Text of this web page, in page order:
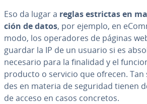
Eso da lugar a reglas estrictas en
ción de datos, por ejemplo, en
modo, los ope­ra­do­res de páginas
guardar la IP de un usuario si es
necesario para la finalidad y el
producto o servicio que ofrecen.
des en materia de seguridad tienen
de acceso en casos concretos.